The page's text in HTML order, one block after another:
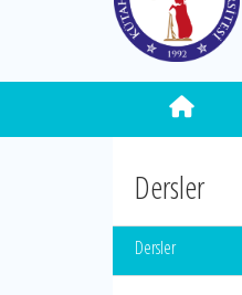
Dersler
Dersler